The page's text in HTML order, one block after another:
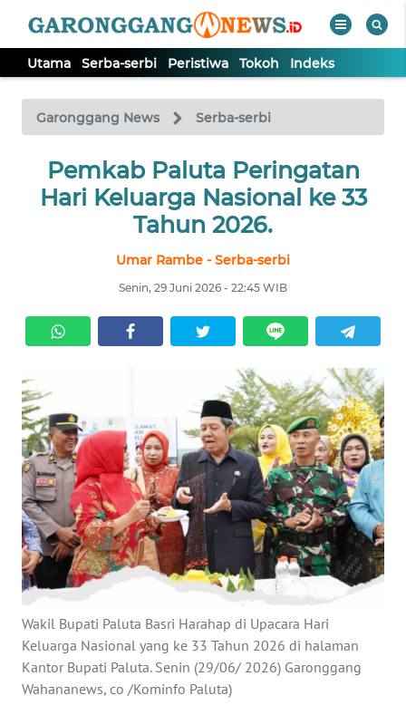
Utama Serba-serbi Peristiwa Tokoh Indeks
Garonggang News Serba-serbi
Pemkab Paluta Peringatan
Hari Keluarga Nasional ke 33
Tahun 2026.
Umar Rambe - Serba-serbi
Senin, 29 Juni 2026 - 22:45 WIB
Wakil Bupati Paluta Basri Harahap di Upacara Hari
Keluarga Nasional yang ke 33 Tahun 2026 di halaman
Kantor Bupati Paluta. Senin (29/06/ 2026) Garonggang
Wahananews, co /Kominfo Paluta)
Tutup
UTAMA
TOKOH
Informasi
INDEKS
BERITA
KONTAK
KAMI
INFO
IKLAN
TENTANG
KAMI
PEDOMAN